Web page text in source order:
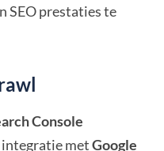
SEO prestaties te
Console
integratie metGoogle